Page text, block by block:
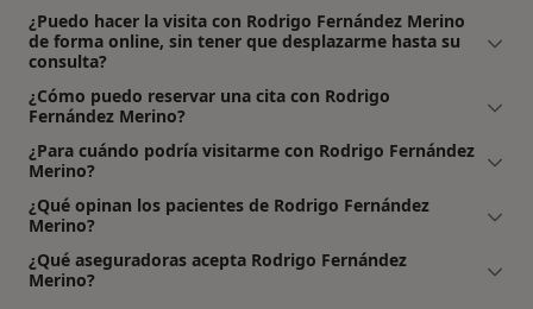
¿Puedo hacer la visita con Rodrigo Fernández Merino
de forma online, sin tener que desplazarme hasta su
consulta?
¿Cómo puedo reservar una cita con Rodrigo
Fernández Merino?
¿Para cuándo podría visitarme con Rodrigo Fernández
Merino?
¿Qué opinan los pacientes de Rodrigo Fernández
Merino?
¿Qué aseguradoras acepta Rodrigo Fernández
Merino?